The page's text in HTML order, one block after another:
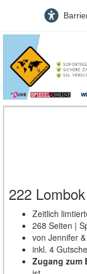
222
Zeitlich
268 Seiten |
von Jennifer
inkl. 4
Zugang zum